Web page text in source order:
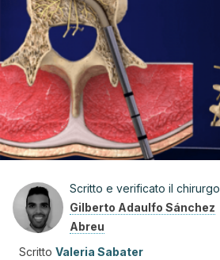
Scritto e verificato il chirurgo
Gilberto Adaulfo Sánchez
Abreu
Scritto Valeria Sabater